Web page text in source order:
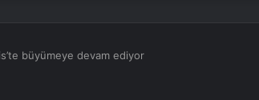
büyümeye devam ediyor